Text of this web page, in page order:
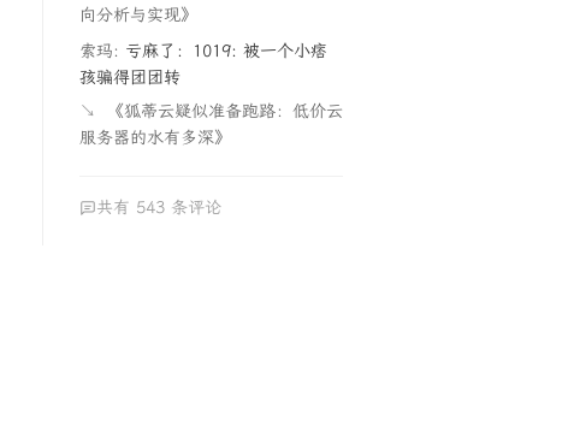
向分析与实现》
索玛: 亏麻了：1019: 被一个小痞
孩骗得团团转
↘
《狐蒂云疑似准备跑路：低价云
服务器的水有多深》
共有 543 条评论